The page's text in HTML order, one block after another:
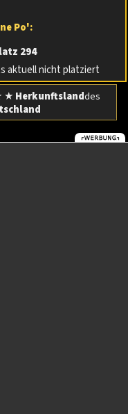
Po':
294
aktuell nicht platziert
★ Herkunftslanddes